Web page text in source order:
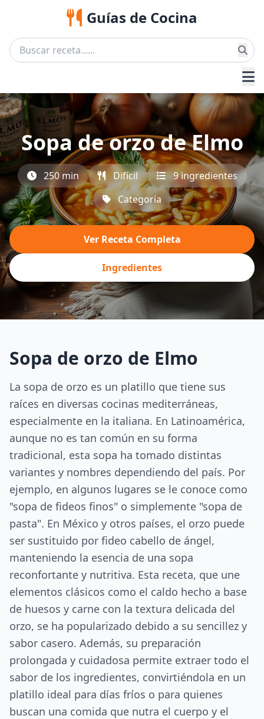
Guías de Cocina
Sopa de orzo de Elmo
250 min Difícil
9 ingredientes
Categoría
Ver Receta Completa
Ingredientes
Sopa de orzo de Elmo
La sopa de orzo es un platillo que tiene sus
raíces en diversas cocinas mediterráneas,
especialmente en la italiana. En Latinoamérica,
aunque no es tan común en su forma
tradicional, esta sopa ha tomado distintas
variantes y nombres dependiendo del país. Por
ejemplo, en algunos lugares se le conoce como
"sopa de fideos finos" o simplemente "sopa de
pasta". En México y otros países, el orzo puede
ser sustituido por fideo cabello de ángel,
manteniendo la esencia de una sopa
reconfortante y nutritiva. Esta receta, que une
elementos clásicos como el caldo hecho a base
de huesos y carne con la textura delicada del
orzo, se ha popularizado debido a su sencillez y
sabor casero. Además, su preparación
prolongada y cuidadosa permite extraer todo el
sabor de los ingredientes, convirtiéndola en un
platillo ideal para días fríos o para quienes
buscan una comida que nutra el cuerpo y el